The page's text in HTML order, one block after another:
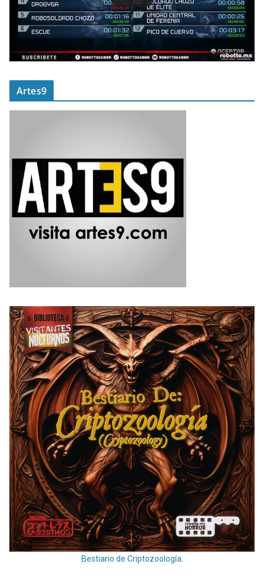
Artes9
Bestiario de Criptozoología.